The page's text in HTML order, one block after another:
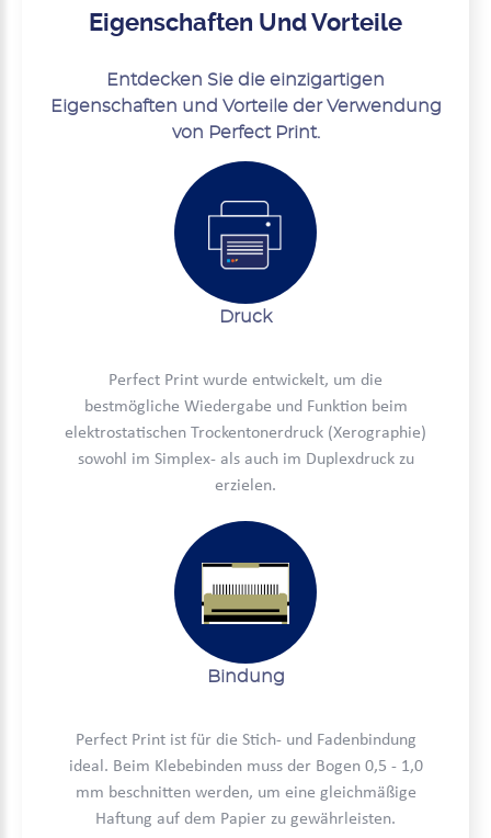
Eigenschaften Und Vorteile
Entdecken Sie die einzigartigen
Eigenschaften und Vorteile der Verwendung
von Perfect Print.
Druck
Perfect Print wurde entwickelt, um die
bestmögliche Wiedergabe und Funktion beim
elektrostatischen Trockentonerdruck (Xerographie)
sowohl im Simplex- als auch im Duplexdruck zu
erzielen.
Bindung
Perfect Print ist für die Stich- und Fadenbindung
ideal. Beim Klebebinden muss der Bogen 0,5 - 1,0
mm beschnitten werden, um eine gleichmäßige
Haftung auf dem Papier zu gewährleisten.